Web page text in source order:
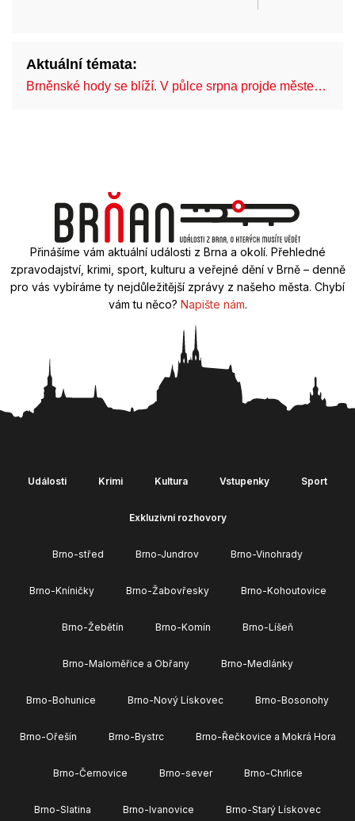
Aktuální témata:
Brněnské hody se blíží. V půlce srpna projde měste…
Přinášíme vám aktuální události z Brna a okolí. Přehledné
zpravodajství, krimi, sport, kulturu a veřejné dění v Brně – denně
pro vás vybíráme ty nejdůležitější zprávy z našeho města. Chybí
vám tu něco? Napište nám.
Události Krimi Kultura Vstupenky Sport
Exkluzivní rozhovory
Brno-střed Brno-Jundrov Brno-Vinohrady
Brno-Kníničky Brno-Žabovřesky Brno-Kohoutovice
Brno-Žebětín Brno-Komín Brno-Líšeň
Brno-Maloměřice a Obřany Brno-Medlánky
Brno-Bohunice Brno-Nový Lískovec Brno-Bosonohy
Brno-Ořešín Brno-Bystrc Brno-Řečkovice a Mokrá Hora
Brno-Černovice Brno-sever Brno-Chrlice
Brno-Slatina Brno-Ivanovice Brno-Starý Lískovec